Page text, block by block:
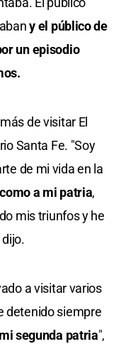
y el público de
un episodio
de visitar El
Santa Fe. "Soy
de mi vida en la
a mi patria,
mis triunfos y he
a visitar varios
detenido siempre
segunda patria",